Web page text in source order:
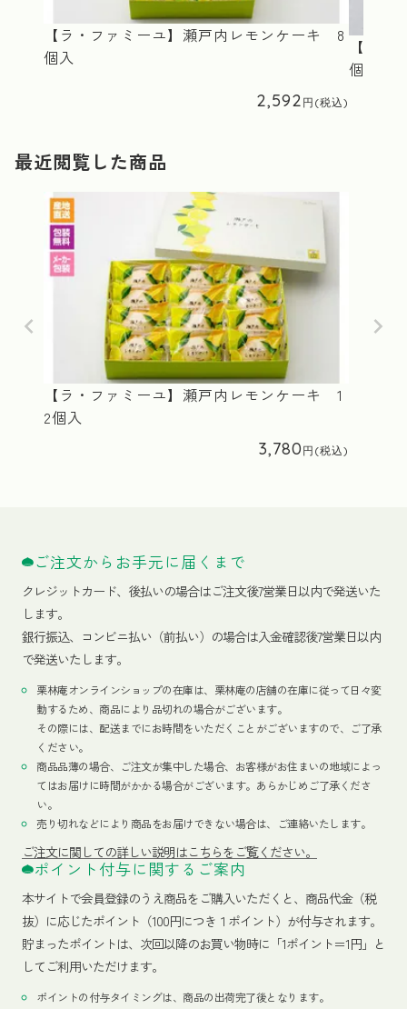
【ラ・ファミーユ】瀬戸内レモンケーキ 8
個入
2,592
【ラ
個入
最近閲覧した商品
【ラ・ファミーユ】瀬戸内レモンケーキ 1
2個入
3,780
ご注文からお手元に届くまで
クレジットカード、 後払いの場合はご注文後7営業日以内で発送いた
します。
銀行振込、コンビニ払い（前払い）の場合は入金確認後7営業日以内
で発送いたします。
栗林庵オンラインショップの在庫は、栗林庵の店舗の在庫に従って日々変
動するため、商品により品切れの場合がございます。
その際には、配送までにお時間をいただくことがございますので、ご了承
ください。
商品品薄の場合、ご注文が集中した場合、お客様がお住まいの地域によっ
てはお届けに時間がかかる場合がございます。あらかじめご了承くださ
い。
売り切れなどにより商品をお届けできない場合は、ご連絡いたします。
ご注文に関しての詳しい説明はこちらをご覧ください。
ポイント付与に関するご案内
本サイトで会員登録のうえ商品をご購入いただくと、商品代金（税
抜）に応じたポイント（100円につき１ポイント）が付与されます。
貯まったポイントは、次回以降のお買い物時に「1ポイント＝1円」と
してご利用いただけます。
ポイントの付与タイミングは、商品の出荷完了後となります。